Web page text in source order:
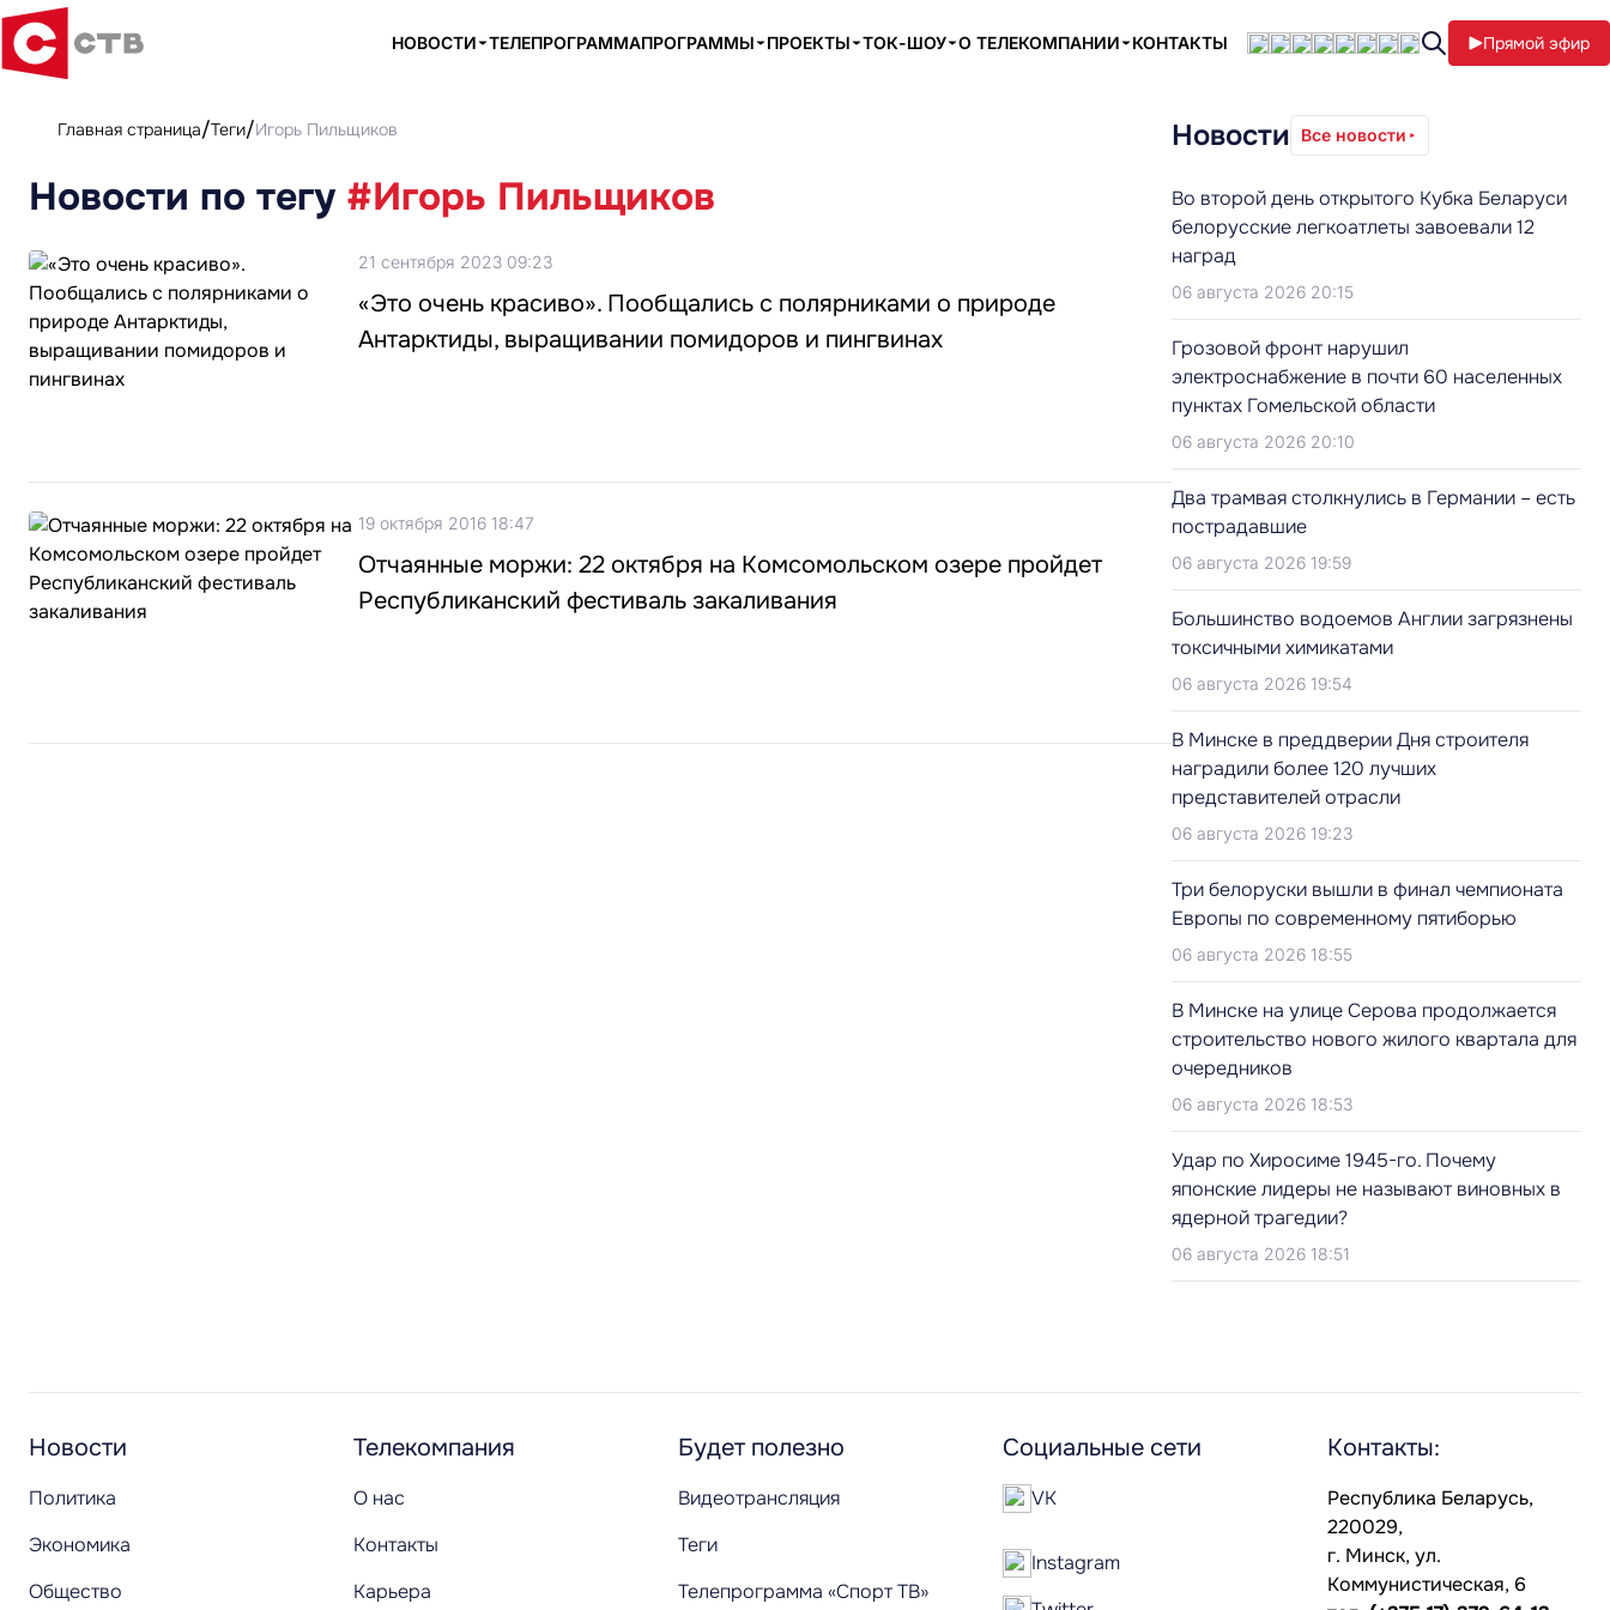
НОВОСТИ ТЕЛЕПРОГРАММАПРОГРАММЫ ПРОЕКТЫ ТОК-ШОУ О ТЕЛЕКОМПАНИИ КОНТАКТЫ Прямой эфир
Главная страница Теги Игорь Пильщиков
Новости по тегу #Игорь Пильщиков
21 сентября 2023 09:23
«Это очень красиво». Пообщались с полярниками о природе
Антарктиды, выращивании помидоров и пингвинах
19 октября 2016 18:47
Отчаянные моржи: 22 октября на Комсомольском озере пройдет
Республиканский фестиваль закаливания
Новости Все новости
Во второй день открытого Кубка Беларуси
белорусские легкоатлеты завоевали 12
наград
06 августа 2026 20:15
Грозовой фронт нарушил
электроснабжение в почти 60 населенных
пунктах Гомельской области
06 августа 2026 20:10
Два трамвая столкнулись в Германии – есть
пострадавшие
06 августа 2026 19:59
Большинство водоемов Англии загрязнены
токсичными химикатами
06 августа 2026 19:54
В Минске в преддверии Дня строителя
наградили более 120 лучших
представителей отрасли
06 августа 2026 19:23
Три белоруски вышли в финал чемпионата
Европы по современному пятиборью
06 августа 2026 18:55
В Минске на улице Серова продолжается
строительство нового жилого квартала для
очередников
06 августа 2026 18:53
Удар по Хиросиме 1945-го. Почему
японские лидеры не называют виновных в
ядерной трагедии?
06 августа 2026 18:51
Новости
Политика
Экономика
Общество
Телекомпания
О нас
Контакты
Карьера
Будет полезно
Видеотрансляция
Теги
Телепрограмма «Спорт ТВ»
Социальные сети
VK
Instagram
Контакты:
Республика Беларусь,
220029,
г. Минск, ул.
Коммунистическая, 6